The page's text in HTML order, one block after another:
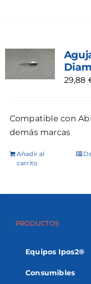
29,88
Compatible con
demás marcas
Añadir al
carrito
PRODUCTOS
Equipos Ipos2®
Consumibles